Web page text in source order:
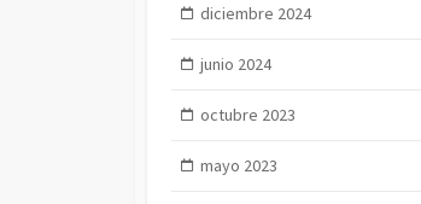
diciembre 2024
junio 2024
octubre 2023
mayo 2023